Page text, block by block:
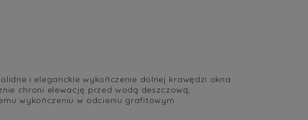
i eleganckie wykończenie dolnej krawędzi okna.
chroni elewację przed wodą deszczową,
wykończeniu w odcieniu grafitowym